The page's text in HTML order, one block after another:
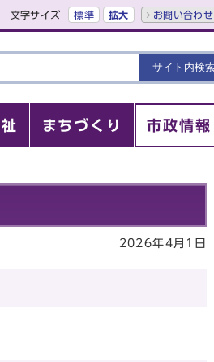
文字サイズ 標準 拡大 お問い合わせ
まちづくり 市政情報
2026年4月1日